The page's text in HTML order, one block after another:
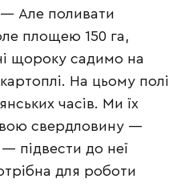
— Але поливати
площею 150 га,
щороку садимо на
На цьому полі
часів. Ми їх
свердловину —
підвести до неї
для роботи